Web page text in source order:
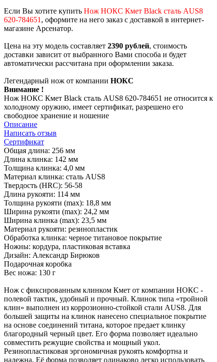
Если Вы хотите купить Нож НОКС Кмет Black сталь AUS8
620-784651, оформите на него заказ с доставкой в интернет-
магазине Арсенатор.
Цена на эту модель составляет 2390 рублей, стоимость
доставки зависит от выбранного Вами способа и будет
автоматически рассчитана при оформлении заказа.
Легендарный нож от компании НОКС
Внимание !
Нож НОКС Кмет Black сталь AUS8 620-784651 не относится к
холодному оружию, имеет сертификат, разрешено его
свободное хранение и ношение
Описание
Написать отзыв
Сертификат
Общая длина: 256 мм
Длина клинка: 142 мм
Толщина клинка: 4,0 мм
Материал клинка: сталь AUS8
Твердость (HRC): 56-58
Длина рукояти: 114 мм
Толщина рукояти (max): 18,8 мм
Ширина рукояти (max): 24,2 мм
Ширина клинка (max): 23,5 мм
Материал рукояти: резинопластик
Обработка клинка: черное титановое покрытие
Ножны: кордура, пластиковая вставка
Дизайн: Александр Бирюков
Подарочная коробка
Вес ножа: 130 г
Нож с фиксированным клинком Кмет от компании НОКС -
полевой тактик, удобный и прочный. Клинок типа «тройной
клин» выполнен из коррозионно-стойкой стали AUS8. Для
большей защиты на клинок нанесено специальное покрытие
на основе соединений титана, которое предает клинку
благородный черный цвет. Его форма позволяет идеально
совместить режущие свойства и мощный укол.
Резинопластиковая эргономичная рукоять комфортна и
надежна. Её форма позволяет одинаково легко использовать